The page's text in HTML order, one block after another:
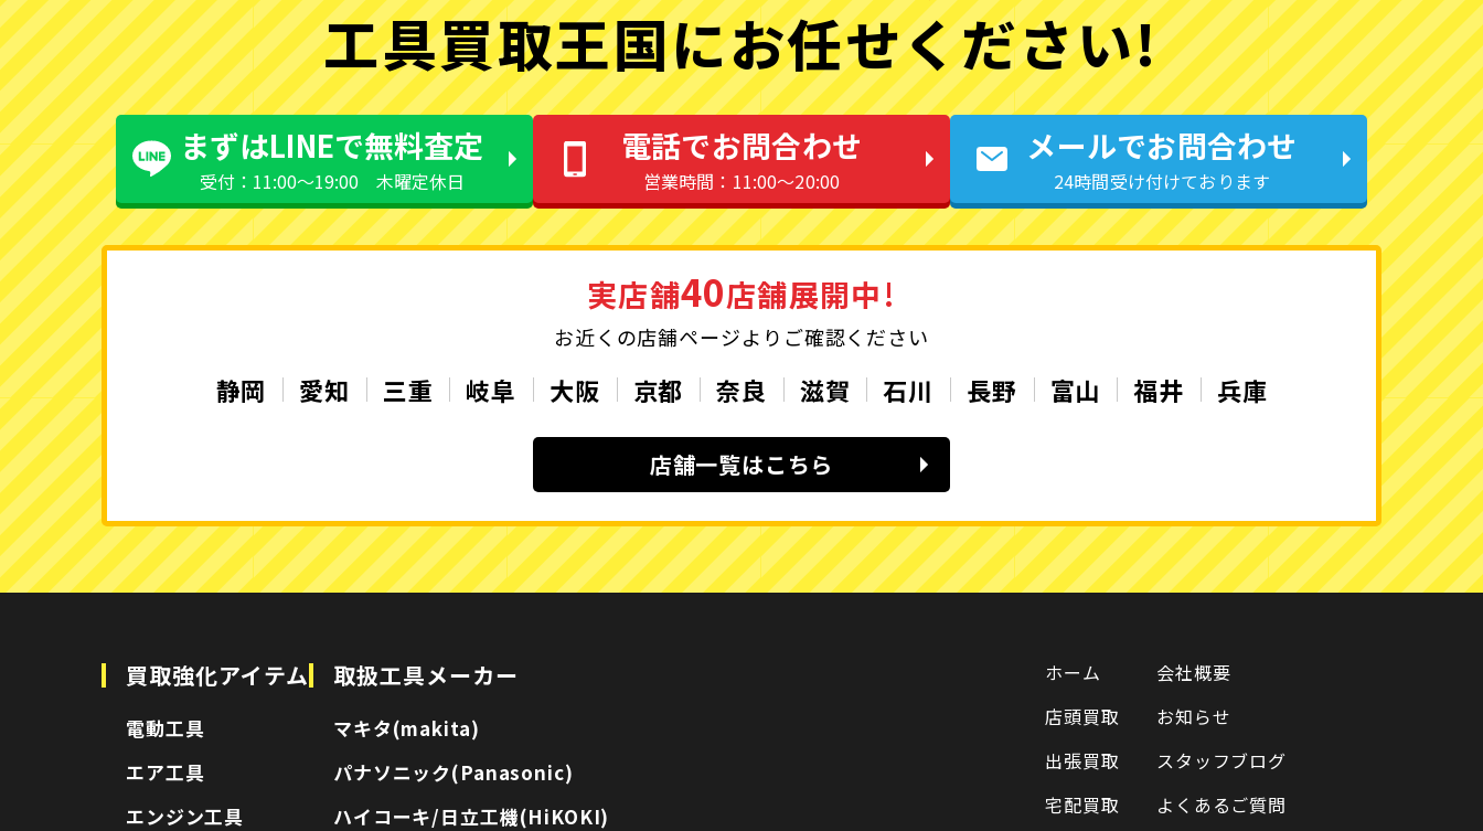
工具買取王国にお任せください!
まずはLINEで無料査定
受付：11:00〜19:00 木曜定休日
電話でお問合わせ
営業時間：11:00〜20:00
メールでお問合わせ
24時間受け付けております
実店舗40店舗展開中!
お近くの店舗ページよりご確認ください
静岡 愛知 三重 岐阜 大阪 京都 奈良 滋賀 石川 長野 富山 福井 兵庫
店舗一覧はこちら
買取強化アイテム
電動工具
エア工具
エンジン工具
取扱工具メーカー
マキタ(makita)
パナソニック(Panasonic)
ハイコーキ/日立工機(HiKOKI)
ホーム
店頭買取
出張買取
宅配買取
会社概要
お知らせ
スタッフブログ
よくあるご質問